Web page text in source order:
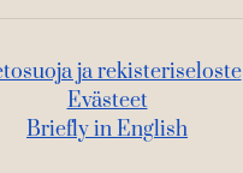
ja rekisteriseloste
Evästeet
Briefly in English